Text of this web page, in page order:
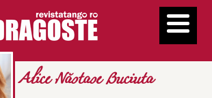
Alice Năstase Buciuta